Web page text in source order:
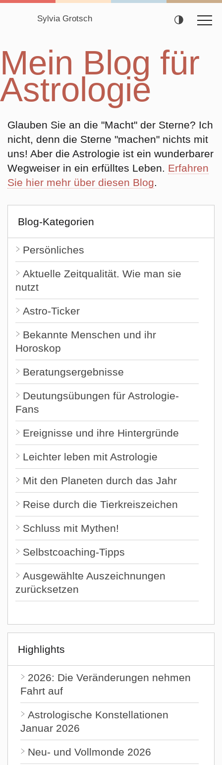
Sylvia Grotsch
Navigation
überspringen
Mein Blog für
Astrologie
Glauben Sie an die "Macht" der Sterne? Ich
nicht, denn die Sterne "machen" nichts mit
uns! Aber die Astrologie ist ein wunderbarer
Wegweiser in ein erfülltes Leben. Erfahren
Sie hier mehr über diesen Blog.
Blog-Kategorien
Aktuelle Zeitqualität. Wie man sie
nutzt
Astro-Ticker
Bekannte Menschen und ihr
Horoskop
Beratungsergebnisse
Deutungsübungen für Astrologie-
Fans
Ereignisse und ihre Hintergründe
Leichter leben mit Astrologie
Mit den Planeten durch das Jahr
Persönliches
Reise durch die Tierkreiszeichen
Schluss mit Mythen!
Selbstcoaching-Tipps
Ausgewählte Auszeichnungen
zurücksetzen
Highlights
2026: Die Veränderungen nehmen
Fahrt auf
Astrologische Konstellationen
Januar 2026
Neu- und Vollmonde 2026